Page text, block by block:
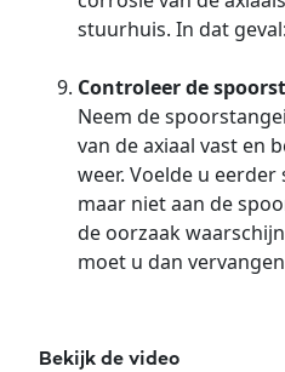
stuurhuis. In dat
Controleer de
Neem de
van de axiaal vast en
weer. Voelde u
maar niet aan de
de oorzaak
moet u dan
Bekijk de video